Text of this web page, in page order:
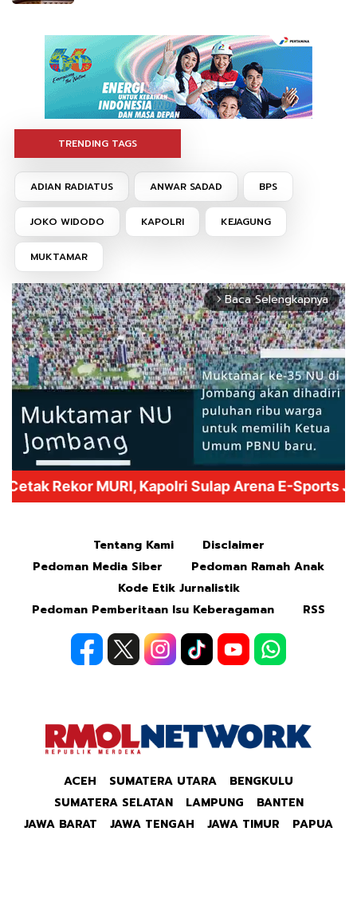
TRENDING TAGS
ADIAN RADIATUS ANWAR SADAD BPS
JOKO WIDODO KAPOLRI KEJAGUNG
MUKTAMAR
arrow_forward_ios Baca Selengkapnya
Tentang Kami
Disclaimer
Pedoman Media Siber
Pedoman Ramah Anak
Kode Etik Jurnalistik
Pedoman Pemberitaan Isu Keberagaman
RSS
ACEH SUMATERA UTARA
BENGKULU
SUMATERA SELATAN
LAMPUNG
BANTEN
JAWA BARAT
JAWA TENGAH JAWA TIMUR PAPUA